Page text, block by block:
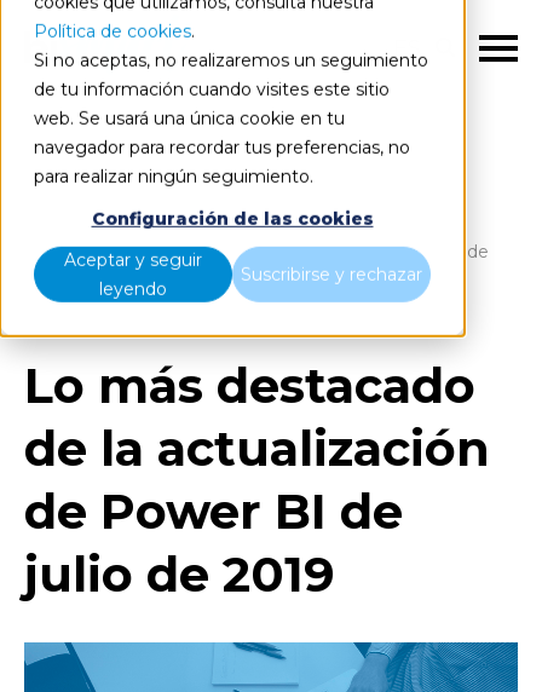
Política de cookies.
Si no aceptas, no realizaremos un seguimiento
de tu información cuando visites este sitio
web. Se usará una única cookie en tu
navegador para recordar tus preferencias, no
para realizar ningún seguimiento.
Configuración de las cookies
Aceptar y seguir
leyendo
Suscribirse y rechazar
ES
Lo más destacado de la actualización de Power BI de
julio de 2019
Lo más destacado
de la actualización
de Power BI de
julio de 2019